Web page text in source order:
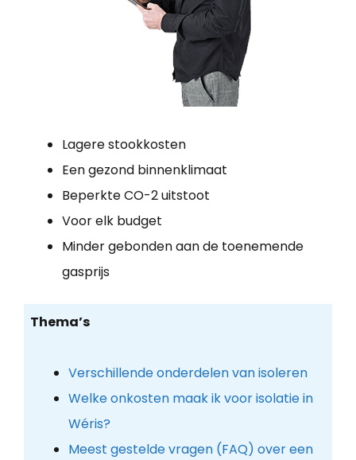
Lagere stookkosten
Een gezond binnenklimaat
Beperkte CO-2 uitstoot
Voor elk budget
Minder gebonden aan de toenemende
gasprijs
Thema’s
Verschillende onderdelen van isoleren
Welke onkosten maak ik voor isolatie in
Wéris?
Meest gestelde vragen (FAQ) over een